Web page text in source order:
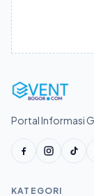
Portal Informasi
KATEGORI